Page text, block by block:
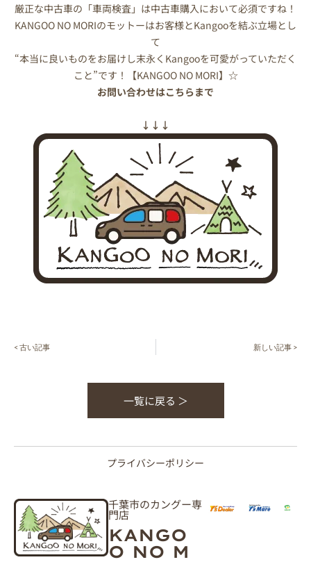
厳正な中古車の「車両検査」は中古車購入において必須ですね！
KANGOO NO MORIのモットーはお客様とKangooを結ぶ立場とし
て
“本当に良いものをお届けし末永くKangooを可愛がっていただく
こと”です！【KANGOO NO MORI】☆
お問い合わせはこちらまで
↓↓↓
< 古い記事 新しい記事 >
一覧に戻る ＞
プライバシーポリシー
千葉市のカングー専
門店
KANGO
O NO M